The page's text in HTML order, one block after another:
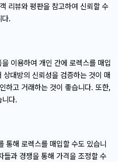
리뷰와 평판을 참고하여 신뢰할 수
.
이용하여 개인 간에 로렉스를 매입
대방의 신뢰성을 검증하는 것이 매
하고 거래하는 것이 좋습니다. 또한,
다.
통해 로렉스를 매입할 수도 있습니
들과 경쟁을 통해 가격을 조정할 수